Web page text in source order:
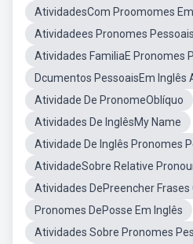
AtividadesCom Proomomes
Atividadees Pronomes
Atividades FamiliaE Pronomes
Dcumentos PessoaisEm Inglês
Atividade De PronomeOblíquo
Atividades De InglêsMy Name
Atividade De Inglês Pronomes
AtividadeSobre Relative
Atividades DePreencher
Pronomes DePosse Em Inglês
Atividades Sobre Pronomes